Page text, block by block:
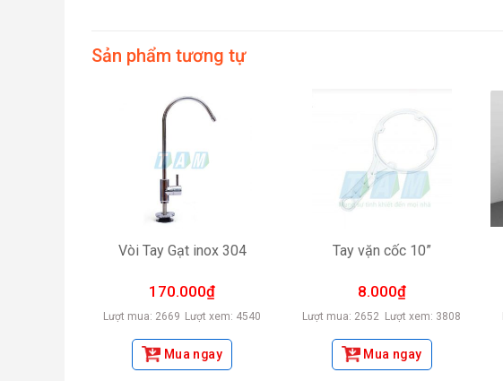
Sản phẩm tương tự
Vòi Tay Gạt inox 304
170.000₫
Lượt mua: 2669 Lượt xem: 4540
Mua ngay
Tay vặn cốc 10”
8.000₫
Lượt mua: 2652 Lượt xem: 3808
Mua ngay